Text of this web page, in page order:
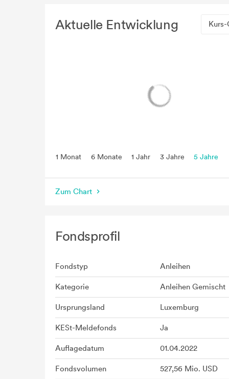
Aktuelle Entwicklung Kurs-
1 Monat 6 Monate 1 Jahr 3 Jahre 5 Jahre
Zum Chart
Fondsprofil
Fondstyp Anleihen
Kategorie Anleihen Gemischt
Ursprungsland Luxemburg
KESt-Meldefonds Ja
Auflagedatum 01.04.2022
Fondsvolumen 527,56 Mio. USD